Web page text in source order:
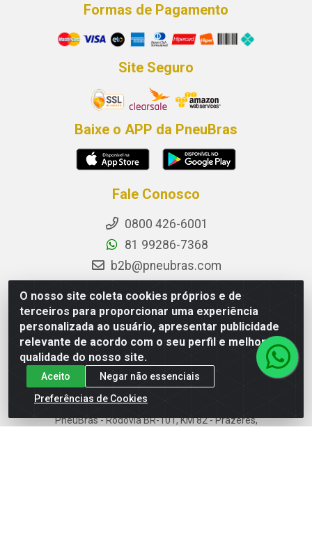
O nosso site coleta cookies próprios e de
terceiros para proporcionar uma experiência
personalizada ao usuário, apresentar publicidade
relevante de acordo com o seu perfil e melhorar a
qualidade do nosso site.
Aceito
Negar não essenciais
Preferências de Cookies
Formas de Pagamento
Site Seguro
Baixe o APP da PneuBras
Fale Conosco
0800 426-6001
81 99286-7368
b2b@pneubras.com
Instagram
Facebook
Privacidade e Dados (DPO):
dpo.pneubras@pneubras.com
PneuBras - Rodovia BR-101, KM 82 - Prazeres,